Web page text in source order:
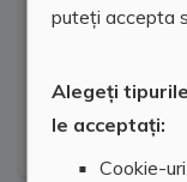
puteți accepta
Alegeți
le acceptați:
Cookie-
Internet